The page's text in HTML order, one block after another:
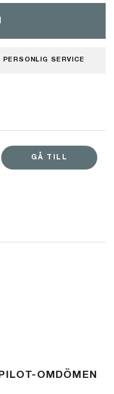
PERSONLIG SERVICE
GÅ TILL
OMDÖMEN